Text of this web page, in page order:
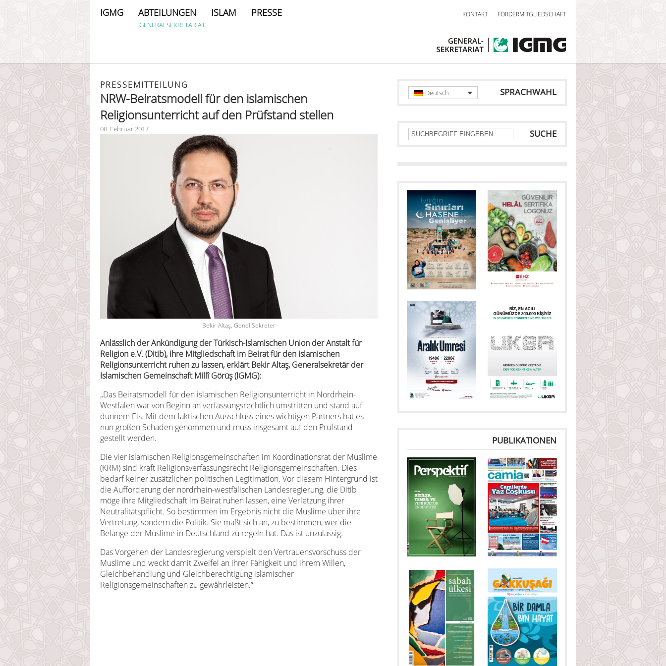
IGMG ABTEILUNGEN ISLAM PRESSE
GENERALSEKRETARIAT
KONTAKT FÖRDERMITGLIEDSCHAFT
PRESSEMITTEILUNG
NRW-Beiratsmodell für den islamischen
Religionsunterricht auf den Prüfstand stellen
08. Februar 2017
Bekir Altaş, Genel Sekreter
Anlässlich der Ankündigung der Türkisch-Islamischen Union der Anstalt für
Religion e.V. (Ditib), ihre Mitgliedschaft im Beirat für den islamischen
Religionsunterricht ruhen zu lassen, erklärt Bekir Altaş, Generalsekretär der
Islamischen Gemeinschaft Millî Görüş (IGMG):
„Das Beiratsmodell für den islamischen Religionsunterricht in Nordrhein-
Westfalen war von Beginn an verfassungsrechtlich umstritten und stand auf
dünnem Eis. Mit dem faktischen Ausschluss eines wichtigen Partners hat es
nun großen Schaden genommen und muss insgesamt auf den Prüfstand
gestellt werden.
Die vier islamischen Religionsgemeinschaften im Koordinationsrat der Muslime
(KRM) sind kraft Religionsverfassungsrecht Religionsgemeinschaften. Dies
bedarf keiner zusätzlichen politischen Legitimation. Vor diesem Hintergrund ist
die Aufforderung der nordrhein-westfälischen Landesregierung, die Ditib
möge ihre Mitgliedschaft im Beirat ruhen lassen, eine Verletzung ihrer
Neutralitätspflicht. So bestimmen im Ergebnis nicht die Muslime über ihre
Vertretung, sondern die Politik. Sie maßt sich an, zu bestimmen, wer die
Belange der Muslime in Deutschland zu regeln hat. Das ist unzulässig.
Das Vorgehen der Landesregierung verspielt den Vertrauensvorschuss der
Muslime und weckt damit Zweifel an ihrer Fähigkeit und ihrem Willen,
Gleichbehandlung und Gleichberechtigung islamischer
Religionsgemeinschaften zu gewährleisten.“
SPRACHWAHL
Deutsch
SUCHE
PUBLIKATIONEN